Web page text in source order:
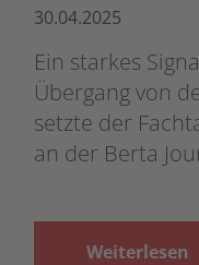
30.04.2025
Ein starkes
Übergang von
setzte der
an der Berta
Weiterlesen